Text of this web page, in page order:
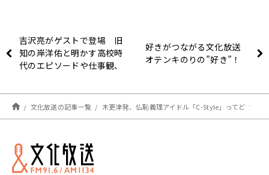
吉沢亮がゲストで登場 旧
知の岸洋佑と明かす高校時
代のエピソードや仕事観、
洋佑のイジンデンシン』7
月9日(日)・16日(日) 放
送！
好きがつながる文化放送
オテンキのりの”好き”！
文化放送の記事一覧 木更津発、仏恥義理アイドル「C-Style」ってどんなグループ？